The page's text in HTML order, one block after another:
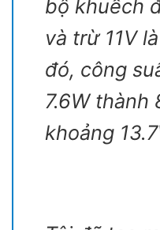
bộ khuếch
và trừ 11V
đó, công
7.6W thành
khoảng